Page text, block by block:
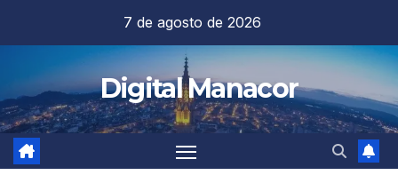
contenido
7 de agosto de 2026
Digital Manacor